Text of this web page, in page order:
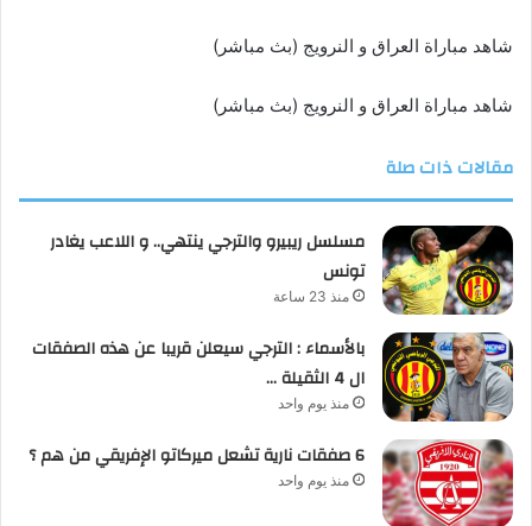
شاهد مباراة العراق و النرويج (بث مباشر)
شاهد مباراة العراق و النرويج (بث مباشر)
مقالات ذات صلة
مسلسل ريبيرو والترجي ينتهي.. و اللاعب يغادر
تونس
منذ 23 ساعة
بالأسماء : الترجي سيعلن قريبا عن هذه الصفقات
ال 4 الثقيلة …
منذ يوم واحد
6 صفقات نارية تشعل ميركاتو الإفريقي من هم ؟
منذ يوم واحد